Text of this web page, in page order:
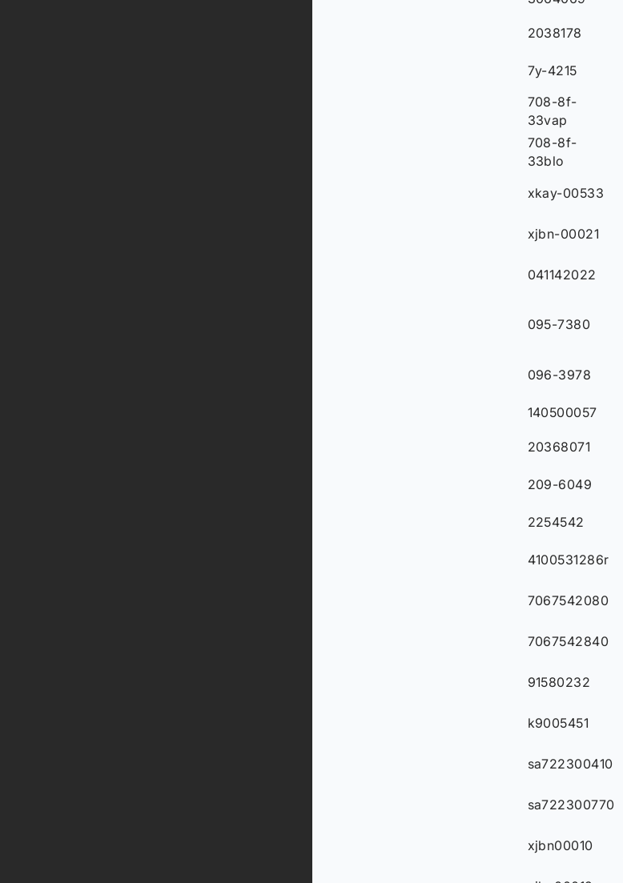
2038178
7y-4215
708-8f-
33vap
708-8f-
33blo
xkay-00533
xjbn-00021
041142022
095-7380
096-3978
140500057
20368071
209-6049
2254542
4100531286r
7067542080
7067542840
91580232
k9005451
sa722300410
sa722300770
xjbn00010